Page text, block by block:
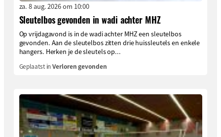
za. 8 aug. 2026 om 10:00
Sleutelbos gevonden in wadi achter MHZ
Op vrijdagavond is in de wadi achter MHZ een sleutelbos
gevonden. Aan de sleutelbos zitten drie huissleutels en enkele
hangers. Herken je de sleutels op...
Geplaatst inVerloren gevonden